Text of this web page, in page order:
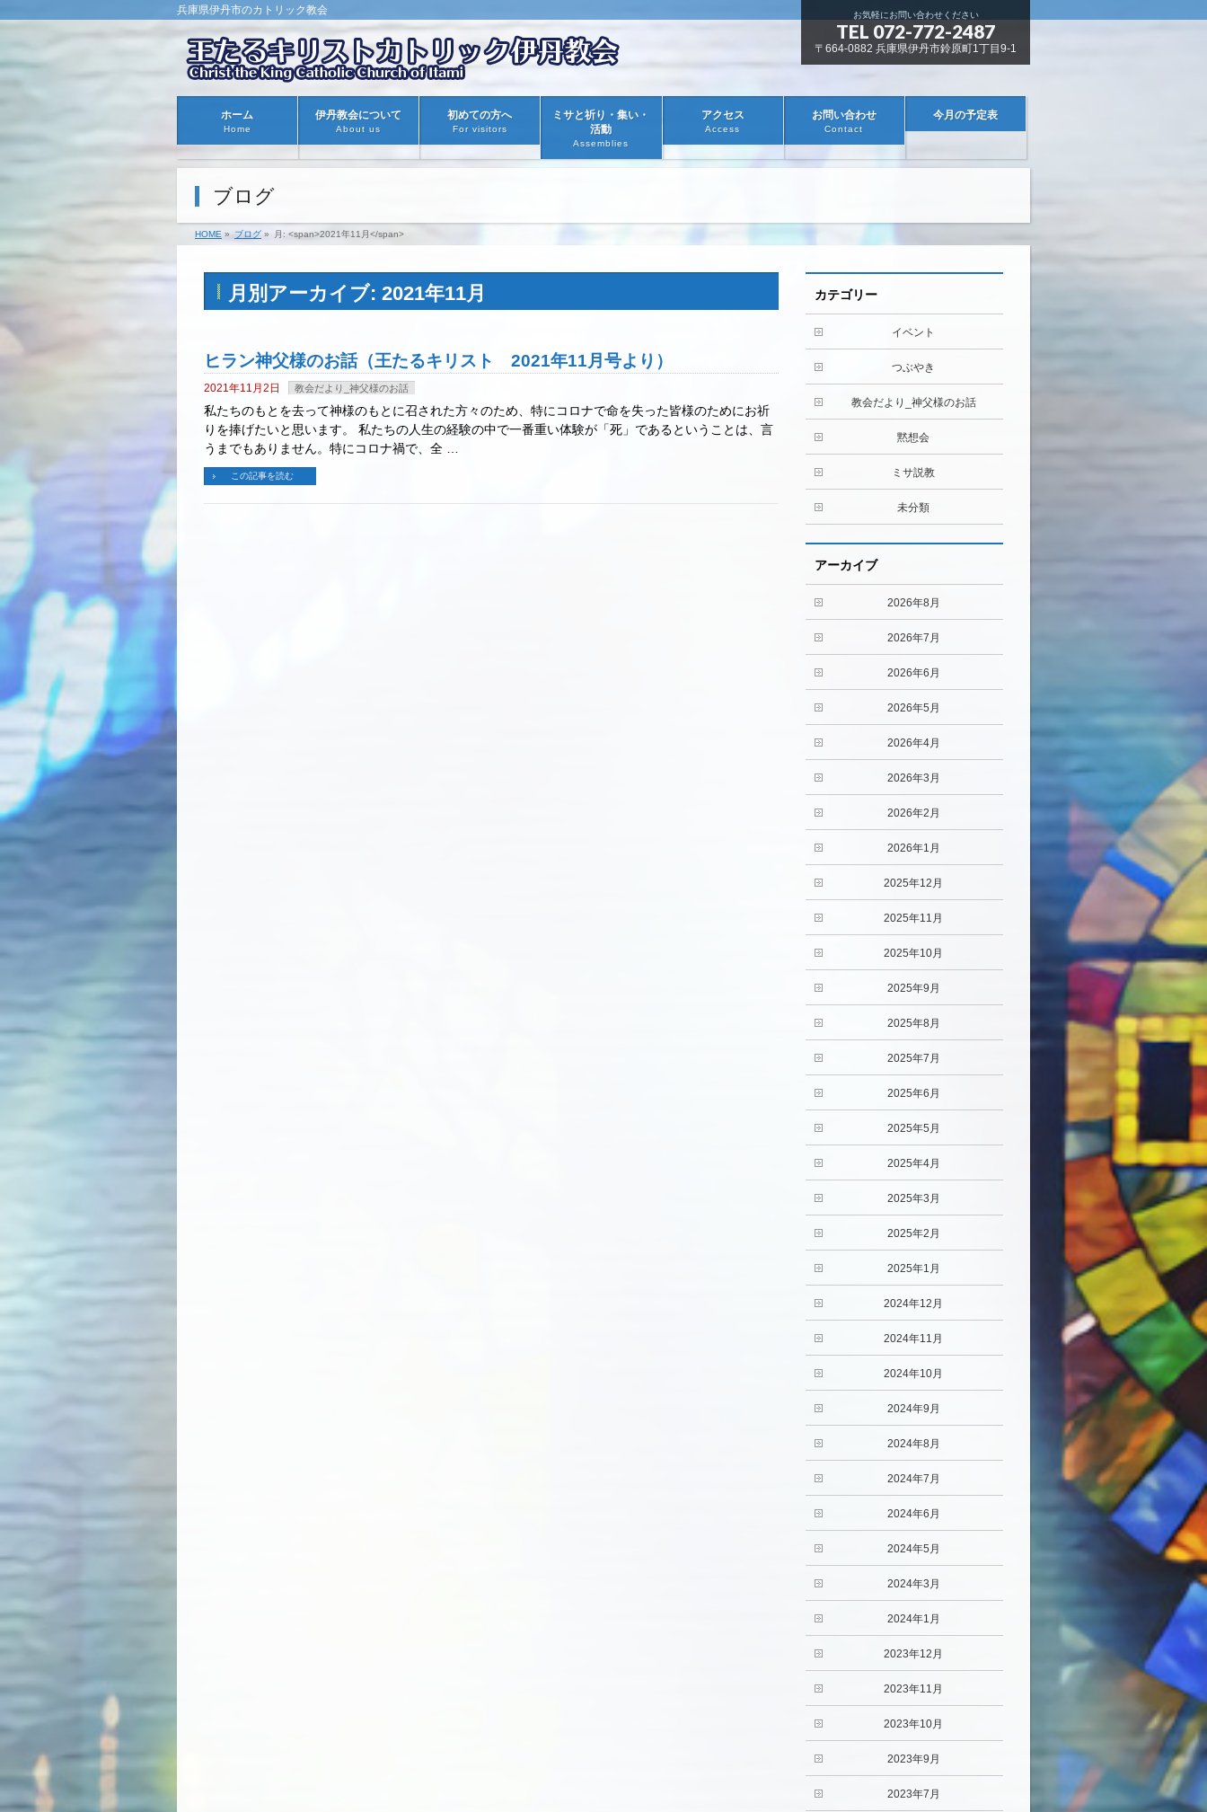
兵庫県伊丹市のカトリック教会 お気軽にお問い合わせください
TEL 072-772-2487
〒664-0882 兵庫県伊丹市鈴原町1丁目9-1
ホーム
Home
伊丹教会について
About us
初めての方へ
For visitors
ミサと祈り・集い・
活動
Assemblies
アクセス
Access
お問い合わせ
Contact
今月の予定表
ブログ
HOME » ブログ » 月: <span>2021年11月</span>
月別アーカイブ: 2021年11月
ヒラン神父様のお話（王たるキリスト 2021年11月号より）
2021年11月2日 教会だより_神父様のお話
私たちのもとを去って神様のもとに召された方々のため、特にコロナで命を失った皆様のためにお祈
りを捧げたいと思います。 私たちの人生の経験の中で一番重い体験が「死」であるということは、言
うまでもありません。特にコロナ禍で、全 …
この記事を読む
カテゴリー
イベント
つぶやき
教会だより_神父様のお話
黙想会
ミサ説教
未分類
アーカイブ
2026年8月
2026年7月
2026年6月
2026年5月
2026年4月
2026年3月
2026年2月
2026年1月
2025年12月
2025年11月
2025年10月
2025年9月
2025年8月
2025年7月
2025年6月
2025年5月
2025年4月
2025年3月
2025年2月
2025年1月
2024年12月
2024年11月
2024年10月
2024年9月
2024年8月
2024年7月
2024年6月
2024年5月
2024年3月
2024年1月
2023年12月
2023年11月
2023年10月
2023年9月
2023年7月